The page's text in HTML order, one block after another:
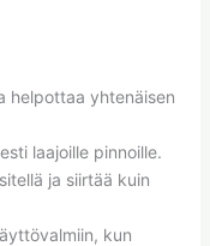
helpottaa yhtenäisen
laajoille pinnoille.
ja siirtää kuin
kun